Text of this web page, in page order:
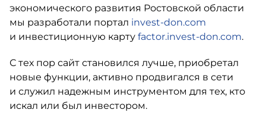
экономического развития Ростовской области
мы разработали портал invest-don.com
и инвестиционную карту factor.invest-don.com.
С тех пор сайт становился лучше, приобретал
новые функции, активно продвигался в сети
и служил надежным инструментом для тех, кто
искал или был инвестором.